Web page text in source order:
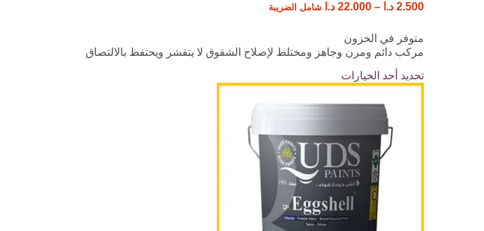
2.500 د.ا –
22.000 د.ا شامل الضريبة
متوفر في الخزون
مركب دائم ومرن وجاهز ومختلط لإصلاح الشقوق لا يتقشر ويحتفظ بالالتصاق
تحديد أحد الخيارات